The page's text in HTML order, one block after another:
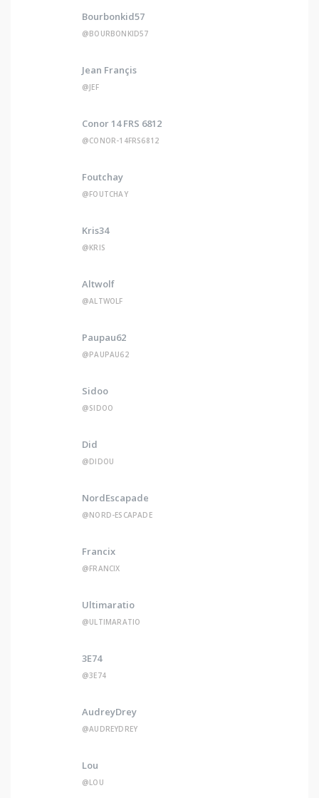
Bourbonkid57
@BOURBONKID57
Jean Françis
@JEF
Conor 14 FRS 6812
@CONOR-14FRS6812
Foutchay
@FOUTCHAY
Kris34
@KRIS
Altwolf
@ALTWOLF
Paupau62
@PAUPAU62
Sidoo
@SIDOO
Did
@DIDOU
NordEscapade
@NORD-ESCAPADE
Francix
@FRANCIX
Ultimaratio
@ULTIMARATIO
3E74
@3E74
AudreyDrey
@AUDREYDREY
Lou
@LOU